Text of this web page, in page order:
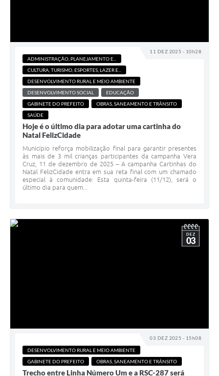
11 DEZ 2025 - 10h28
ADMINISTRAÇÃO, PLANEJAMENTO E...
CULTURA, TURISMO, ESPORTES, LAZER E...
DESENVOLVIMENTO RURAL E MEIO AMBIENTE
DESENVOLVIMENTO SOCIAL
EDUCAÇÃO
GABINETE DO PREFEITO
OBRAS, SANEAMENTO E TRÂNSITO
SAÚDE
Hoje é o último dia para adotar uma cartinha do
Natal FelizCidade
Município reforça mobilização final para garantir presentes
às mais de 3 mil crianças participantes da campanha Vera
Cruz, 11 de dezembro de 2025 – A campanha Cartinhas do
Natal FelizCidade entra em sua reta final com um chamado
especial à comunidade: Esta quinta-feira (11/12), será o
último dia para quem...
03 DEZ 2025 - 15h08
DEZ
03
DESENVOLVIMENTO RURAL E MEIO AMBIENTE
GABINETE DO PREFEITO
OBRAS, SANEAMENTO E TRÂNSITO
Trecho entre Linha Número Um e a RSC-287 será